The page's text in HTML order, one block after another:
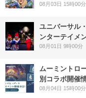
08月03日 15時00分
ユニバーサル
ンターテイメ
08月01日 9時00分
ムーミントロ
別コラボ開催
08月04日 15時00分